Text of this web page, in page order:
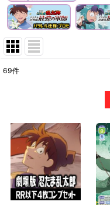
並び順:
69件